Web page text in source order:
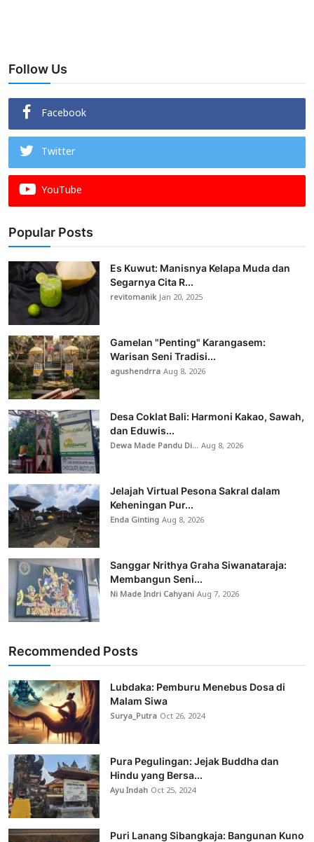
Follow Us
Facebook
Twitter
YouTube
Popular Posts
Es Kuwut: Manisnya Kelapa Muda dan
Segarnya Cita R...
revitomanikJan 20, 2025
Gamelan "Penting" Karangasem:
Warisan Seni Tradisi...
agushendrraAug 8, 2026
Desa Coklat Bali: Harmoni Kakao, Sawah,
dan Eduwis...
Dewa Made Pandu Di...Aug 8, 2026
Jelajah Virtual Pesona Sakral dalam
Keheningan Pur...
Enda GintingAug 8, 2026
Sanggar Nrithya Graha Siwanataraja:
Membangun Seni...
Ni Made Indri CahyaniAug 7, 2026
Recommended Posts
Lubdaka: Pemburu Menebus Dosa di
Malam Siwa
Surya_Putra Oct 26, 2024
Pura Pegulingan: Jejak Buddha dan
Hindu yang Bersa...
Ayu Indah Oct 25, 2024
Puri Lanang Sibangkaja: Bangunan Kuno